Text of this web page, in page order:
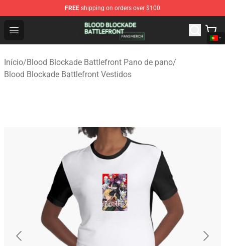
FREE shipping on orders over $100
Open menu
Blood Blockade Battlefront Shop - Official Blood
Início/Blood Blockade Battlefront Pano de pano/
Blood Blockade Battlefront Vestidos